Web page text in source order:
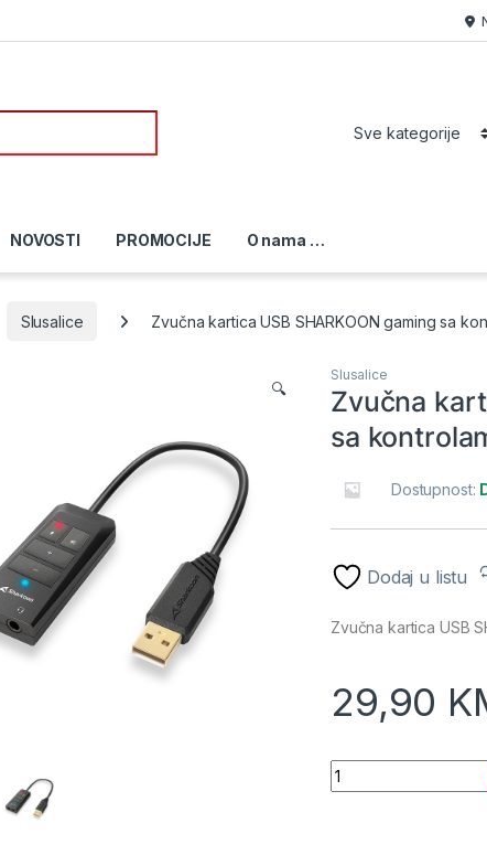
NOVOSTI PROMOCIJE O nama …
Slusalice Zvučna kartica USB SHARKOON gaming sa
🔍
Slusalice
Zvučna
sa
Dostupnost:
Dodaj u listu
Zvučna kartica USB
29,90
Zvučna kartica